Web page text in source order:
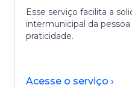
Esse serviço facilita a
intermunicipal da
praticidade.
Acesse o serviço ›